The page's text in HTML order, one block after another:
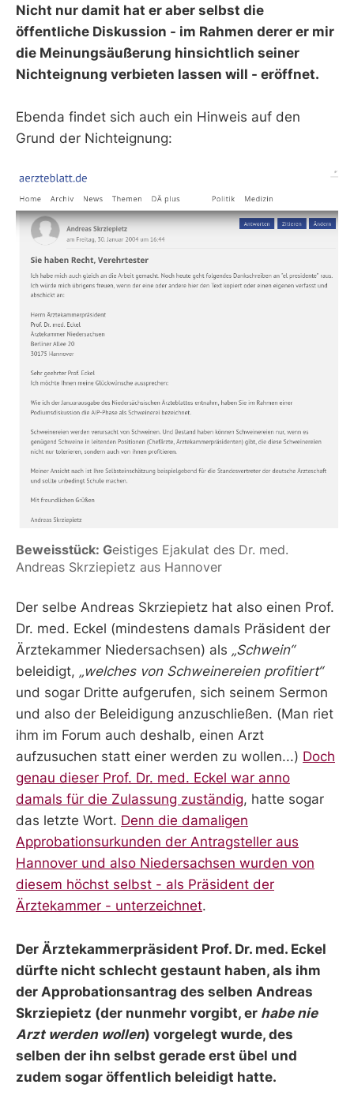
Nicht nur damit hat er aber selbst die
öffentliche Diskussion - im Rahmen derer er mir
die Meinungsäußerung hinsichtlich seiner
Nichteignung verbieten lassen will - eröffnet.
Ebenda findet sich auch ein Hinweis auf den
Grund der Nichteignung:
Beweisstück: Geistiges Ejakulat des Dr. med.
Andreas Skrziepietz aus Hannover
Der selbe Andreas Skrziepietz hat also einen Prof.
Dr. med. Eckel (mindestens damals Präsident der
Ärztekammer Niedersachsen) als „Schwein“
beleidigt, „welches von Schweinereien profitiert“
und sogar Dritte aufgerufen, sich seinem Sermon
und also der Beleidigung anzuschließen. (Man riet
ihm im Forum auch deshalb, einen Arzt
aufzusuchen statt einer werden zu wollen...) Doch
genau dieser Prof. Dr. med. Eckel war anno
damals für die Zulassung zuständig, hatte sogar
das letzte Wort. Denn die damaligen
Approbationsurkunden der Antragsteller aus
Hannover und also Niedersachsen wurden von
diesem höchst selbst - als Präsident der
Ärztekammer - unterzeichnet.
Der Ärztekammerpräsident Prof. Dr. med. Eckel
dürfte nicht schlecht gestaunt haben, als ihm
der Approbationsantrag des selben Andreas
Skrziepietz (der nunmehr vorgibt, er habe nie
Arzt werden wollen) vorgelegt wurde, des
selben der ihn selbst gerade erst übel und
zudem sogar öffentlich beleidigt hatte.